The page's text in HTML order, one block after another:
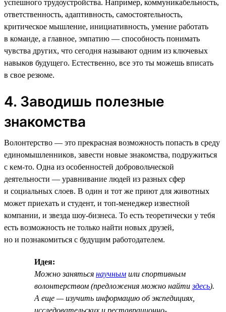
успешного трудоустройства. Например, коммуникабельность,
ответственность, адаптивность, самостоятельность,
критическое мышление, инициативность, умение работать
в команде, а главное, эмпатию — способность понимать
чувства других, что сегодня называют одним из ключевых
навыков будущего. Естественно, все это ты можешь вписать
в свое резюме.
4. Заводишь полезные
знакомства
Волонтерство — это прекрасная возможность попасть в среду
единомышленников, завести новые знакомства, подружиться
с кем-то. Одна из особенностей добровольческой
деятельности — уравнивание людей из разных сфер
и социальных слоев. В один и тот же приют для животных
может приехать и студент, и топ-менеджер известной
компании, и звезда шоу-бизнеса. То есть теоретически у тебя
есть возможность не только найти новых друзей,
но и познакомиться с будущим работодателем.
Идея:
Можно заняться научным или спортивным
волонтерством (предложения можно найтиздесь).
А еще — изучить информацию об экспедициях,
исследовательских и реставрационно-